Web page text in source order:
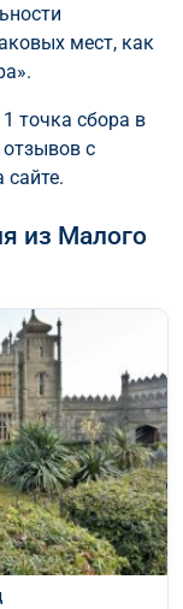
мест, как
точка сбора в
с
сайте.
из Малого